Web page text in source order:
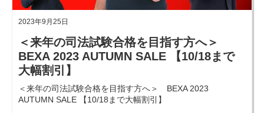
2023年9月25日
＜来年の司法試験合格を目指す方へ＞
BEXA 2023 AUTUMN SALE 【10/18まで
大幅割引】
＜来年の司法試験合格を目指す方へ＞ BEXA 2023
AUTUMN SALE 【10/18まで大幅割引】